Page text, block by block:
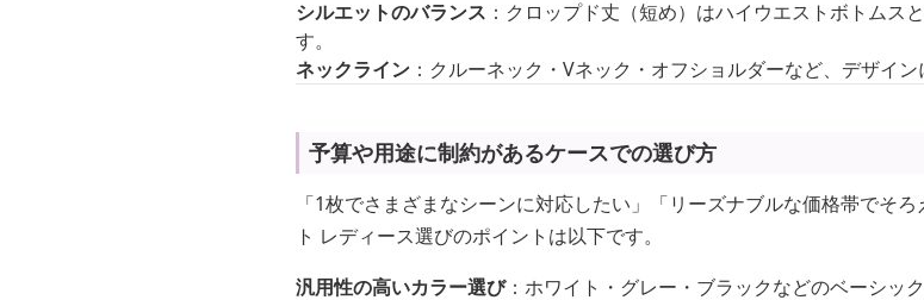
シルエットのバランス ：クロップド丈（短め）はハイウエストボトムス
す。
ネックライン ：クルーネック・Vネック・オフショルダーなど、デザイ
予算や用途に制約があるケースでの選び方
「1枚でさまざまなシーンに対応したい」「リーズナブルな価格帯でそ
ト レディース選びのポイントは以下です。
汎用性の高いカラー選び：ホワイト・グレー・ブラックなどのベーシッ